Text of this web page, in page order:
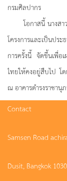
กรมศิลปากร
โอกาสนี้ นางสาว
โครงการและเป็นปร
การครั้งนี้ จัดขึ้นเพื่อ
ไทยให้คงอยู่สืบไป โ
ณ อาคารดำรงราชานุ
Contact
Samsen Road
Dusit, Bangkok